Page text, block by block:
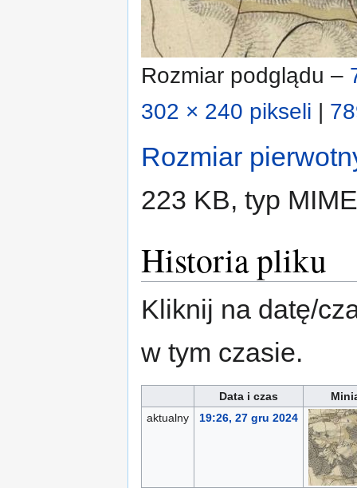
Rozmiar podglądu –
302 × 240 pikseli |
Rozmiar
223 KB, typ
Historia pliku
Kliknij na datę/
w tym czasie.
Data i czas
aktualny
19:26, 27 gru 2024